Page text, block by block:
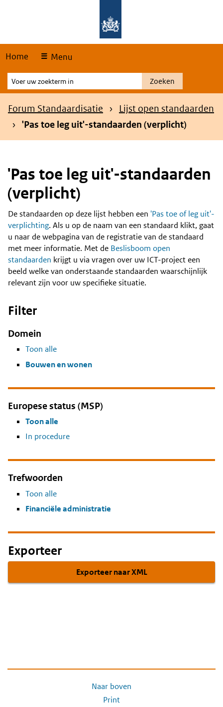
Home Menu
Voer
uw
zoekterm
Zoeken
Kruimelpad
Forum Standaardisatie
Lijst open standaarden
'Pas toe leg uit'-standaarden (verplicht)
'Pas toe leg uit'-standaarden
(verplicht)
Content
De standaarden op deze lijst hebben een 'Pas toe of leg uit'-
verplichting. Als u op de naam van een standaard klikt, gaat
u naar de webpagina van de registratie van de standaard
met meer informatie. Met de Beslisboom open
standaarden krijgt u via vragen over uw ICT-project een
beeld welke van onderstaande standaarden waarschijnlijk
relevant zijn voor uw specifieke situatie.
Filter
Domein
Toon alle
Bouwen en wonen
Europese status (MSP)
Toon alle
In procedure
Trefwoorden
Toon alle
Financiële administratie
Exporteer
Exporteer naar XML
Naar boven
Print